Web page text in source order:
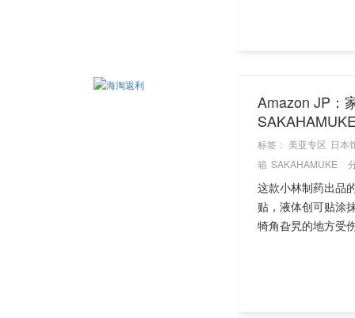
Amazon JP：
标签： 美亚专区 日本
箱 SAKAHAMUKE
这款小林制药出品
贴，液体创可贴涂
犄角旮旯的地方受